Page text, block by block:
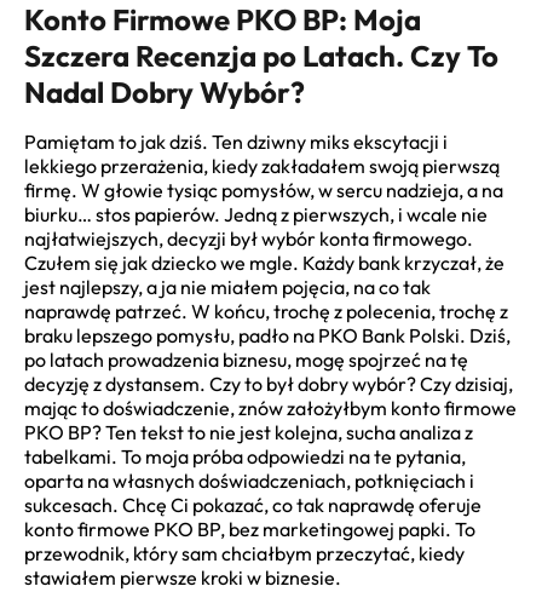
Konto Firmowe PKO BP: Moja
Szczera Recenzja po Latach. Czy To
Nadal Dobry Wybór?
Pamiętam to jak dziś. Ten dziwny miks ekscytacji i
lekkiego przerażenia, kiedy zakładałem swoją pierwszą
firmę. W głowie tysiąc pomysłów, w sercu nadzieja, a na
biurku… stos papierów. Jedną z pierwszych, i wcale nie
najłatwiejszych, decyzji był wybór konta firmowego.
Czułem się jak dziecko we mgle. Każdy bank krzyczał, że
jest najlepszy, a ja nie miałem pojęcia, na co tak
naprawdę patrzeć. W końcu, trochę z polecenia, trochę z
braku lepszego pomysłu, padło na PKO Bank Polski. Dziś,
po latach prowadzenia biznesu, mogę spojrzeć na tę
decyzję z dystansem. Czy to był dobry wybór? Czy dzisiaj,
mając to doświadczenie, znów założyłbym konto firmowe
PKO BP? Ten tekst to nie jest kolejna, sucha analiza z
tabelkami. To moja próba odpowiedzi na te pytania,
oparta na własnych doświadczeniach, potknięciach i
sukcesach. Chcę Ci pokazać, co tak naprawdę oferuje
konto firmowe PKO BP, bez marketingowej papki. To
przewodnik, który sam chciałbym przeczytać, kiedy
stawiałem pierwsze kroki w biznesie.